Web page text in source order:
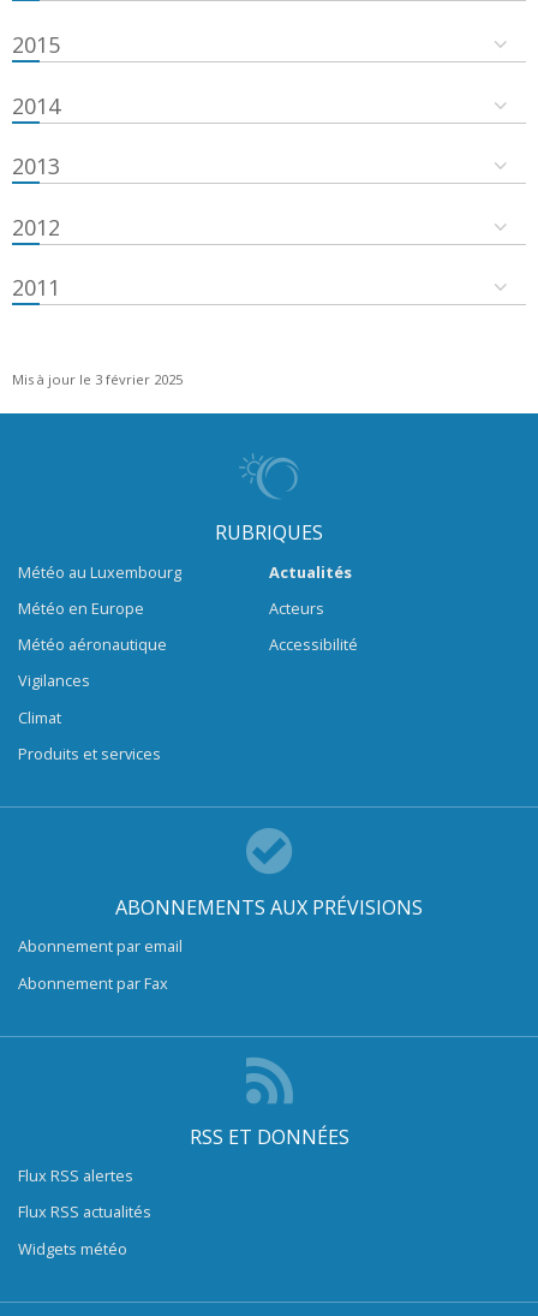
2015
2014
2013
2012
2011
Mis à jour le 3 février 2025
RUBRIQUES
Météo au Luxembourg
Météo en Europe
Météo aéronautique
Vigilances
Climat
Produits et services
Actualités
Acteurs
Accessibilité
ABONNEMENTS AUX PRÉVISIONS
Abonnement par email
Abonnement par Fax
RSS ET DONNÉES
Flux RSS alertes
Flux RSS actualités
Widgets météo